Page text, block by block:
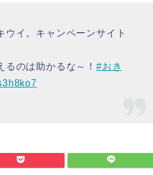
イ。キャンペーンサイト
るのは助かるな～！#おき